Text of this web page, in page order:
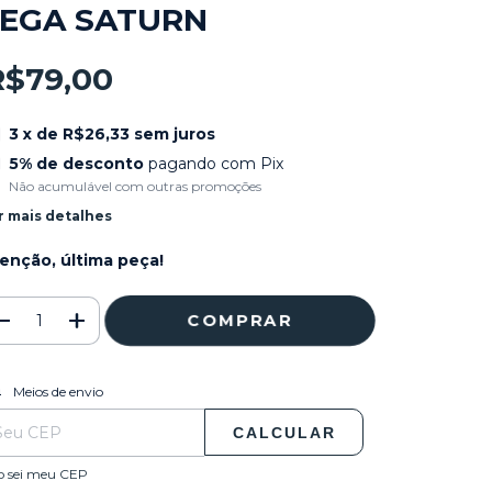
SATURN
3 x de R$26,33 sem juros
5% de descontopagando com Pix
Não acumulável com outras promoções
mais detalhes
última peça!
para o CEP:
Meios de envio
CALCULAR
sei meu CEP